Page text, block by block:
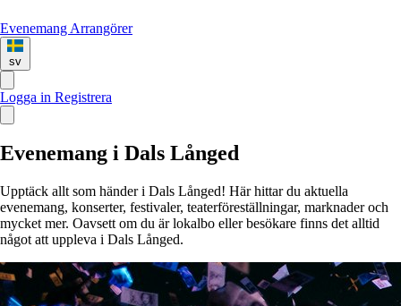
Evenemang Arrangörer
sv
Logga in Registrera
Evenemang i Dals Långed
Upptäck allt som händer i Dals Långed! Här hittar du aktuella
evenemang, konserter, festivaler, teaterföreställningar, marknader och
mycket mer. Oavsett om du är lokalbo eller besökare finns det alltid
något att uppleva i Dals Långed.